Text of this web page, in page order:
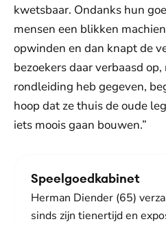
kwetsbaar. Ondanks hun
mensen een blikken
opwinden en dan knapt de
bezoekers daar verbaasd
rondleiding heb gegeven,
hoop dat ze thuis de oude
iets moois gaan bouwen.”
Speelgoedkabinet
Herman Diender (65)
sinds zijn tienertijd en